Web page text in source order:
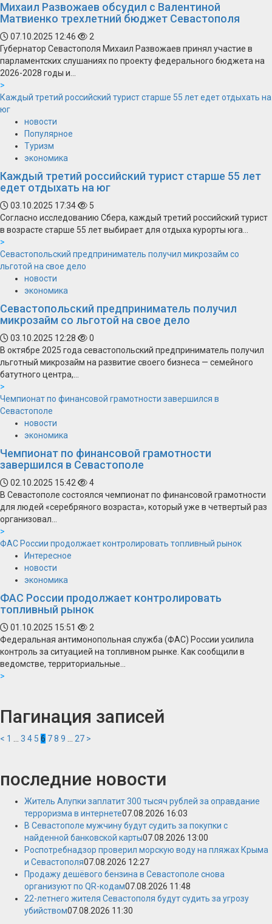
Михаил Развожаев обсудил с Валентиной
Матвиенко трехлетний бюджет Севастополя
07.10.2025 12:46
2
Губернатор Севастополя Михаил Развожаев принял участие в
парламентских слушаниях по проекту федерального бюджета на
2026-2028 годы и...
>
Каждый третий российский турист старше 55 лет едет отдыхать на
юг
новости
Популярное
Туризм
экономика
Каждый третий российский турист старше 55 лет
едет отдыхать на юг
03.10.2025 17:34
5
Согласно исследованию Сбера, каждый третий российский турист
в возрасте старше 55 лет выбирает для отдыха курорты юга...
>
Севастопольский предприниматель получил микрозайм со
льготой на свое дело
новости
экономика
Севастопольский предприниматель получил
микрозайм со льготой на свое дело
03.10.2025 12:28
0
В октябре 2025 года севастопольский предприниматель получил
льготный микрозайм на развитие своего бизнеса — семейного
батутного центра,...
>
Чемпионат по финансовой грамотности завершился в
Севастополе
новости
экономика
Чемпионат по финансовой грамотности
завершился в Севастополе
02.10.2025 15:42
4
В Севастополе состоялся чемпионат по финансовой грамотности
для людей «серебряного возраста», который уже в четвертый раз
организовал...
>
ФАС России продолжает контролировать топливный рынок
Интересное
новости
экономика
ФАС России продолжает контролировать
топливный рынок
01.10.2025 15:51
2
Федеральная антимонопольная служба (ФАС) России усилила
контроль за ситуацией на топливном рынке. Как сообщили в
ведомстве, территориальные...
>
Пагинация записей
< 1 3 4 5 6 78 9 27 >
последние новости
Житель Алупки заплатит 300 тысяч рублей за оправдание
терроризма в интернете07.08.2026 16:03
В Севастополе мужчину будут судить за покупки с
найденной банковской карты07.08.2026 13:00
Роспотребнадзор проверил морскую воду на пляжах Крыма
и Севастополя07.08.2026 12:27
Продажу дешёвого бензина в Севастополе снова
организуют по QR-кодам07.08.2026 11:48
22-летнего жителя Севастополя будут судить за угрозу
убийством07.08.2026 11:30